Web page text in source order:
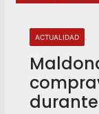
ACTUALIDAD